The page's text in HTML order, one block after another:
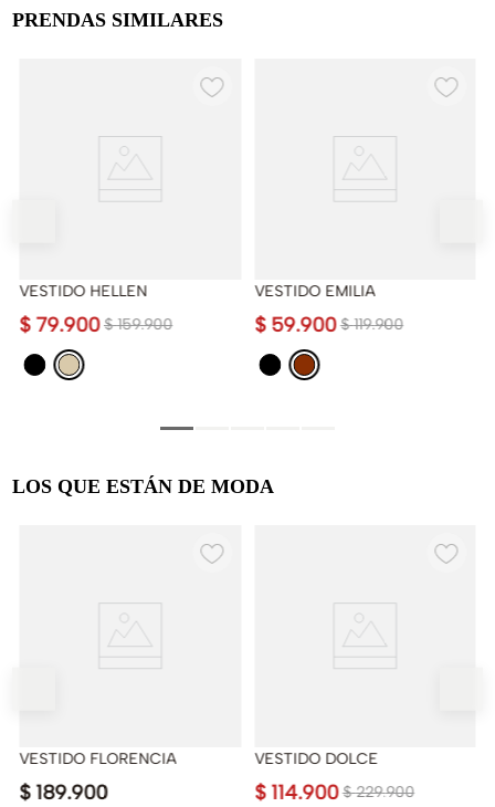
PRENDAS SIMILARES
VESTIDO HELLEN
$ 159.900
$ 79.900
VESTIDO EMILIA
$ 119.900
$ 59.900
LOS QUE ESTÁN DE MODA
VESTIDO FLORENCIA
$ 189.900
VESTIDO DOLCE
$ 229.900
$ 114.900